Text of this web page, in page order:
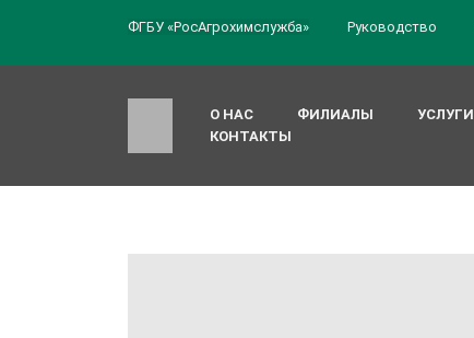
ФГБУ «РосАгрохимслужба» Руководство
О НАС ФИЛИАЛЫ УСЛУГИ
КОНТАКТЫ